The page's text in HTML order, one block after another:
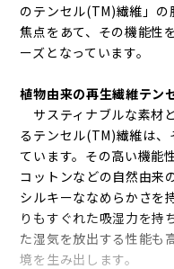
のテンセル(TM)繊維」の
焦点をあて、その機能性
ーズとなっています。
植物由来の再生繊維テン
サスティナブルな素材
るテンセル(TM)繊維は、
ています。その高い機能
コットンなどの自然由来
シルキーななめらかさを
りもすぐれた吸湿力を持
た湿気を放出する性能も
境を生み出します。